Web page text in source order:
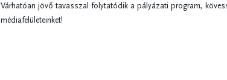
Várhatóan jövő tavasszal folytatódik a pályázati program,
médiafelületeinket!